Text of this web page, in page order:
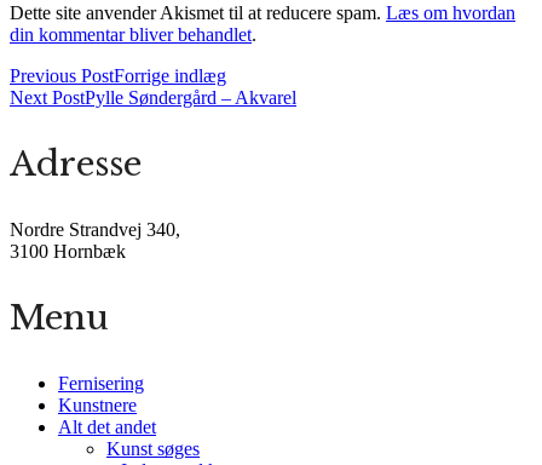
Dette site anvender Akismet til at reducere spam. Læs om hvordan
din kommentar bliver behandlet.
Previous PostForrige indlæg
Next PostPylle Søndergård – Akvarel
Adresse
Nordre Strandvej 340,
3100 Hornbæk
Menu
Fernisering
Kunstnere
Alt det andet
Kunst søges